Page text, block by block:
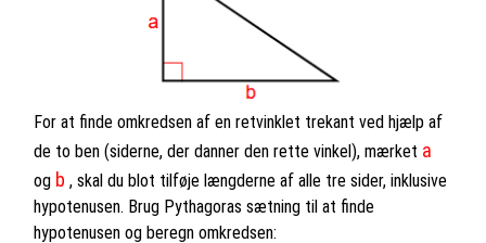
For at finde omkredsen af en retvinklet trekant ved hjælp af
de to ben (siderne, der danner den rette vinkel), mærket a
og b , skal du blot tilføje længderne af alle tre sider, inklusive
hypotenusen. Brug Pythagoras sætning til at finde
hypotenusen og beregn omkredsen: